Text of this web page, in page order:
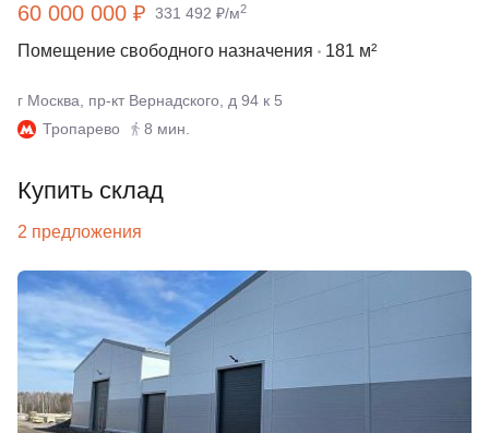
60 000 000 ₽ 331 492 ₽/м2
Помещение свободного назначения 181 м²
г Москва, пр-кт Вернадского, д 94 к 5
Тропарево
8 мин.
Купить склад
2 предложения